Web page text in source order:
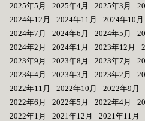
2025年5月
2025年4月 2025年3月
2024年12月
2024年11月 2024年10月
2024年7月
2024年6月 2024年5月
2024年2月
2024年1月 2023年12月
2023年9月
2023年8月 2023年7月
2023年4月
2023年3月 2023年2月
2022年11月
2022年10月 2022年9月
2022年6月
2022年5月 2022年4月
2022年1月
2021年12月 2021年11月